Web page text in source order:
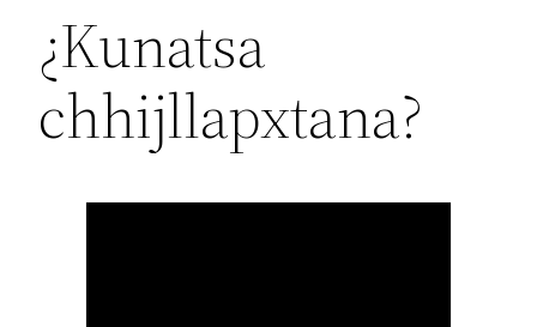
¿Kunatsa
chhijllapxtana?